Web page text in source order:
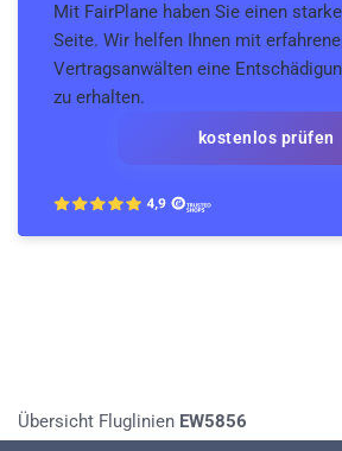
Mit FairPlane haben Sie einen
Seite. Wir helfen Ihnen mit
Vertragsanwälten eine
zu erhalten.
kostenlos prüfen
Übersicht Fluglinien EW5856